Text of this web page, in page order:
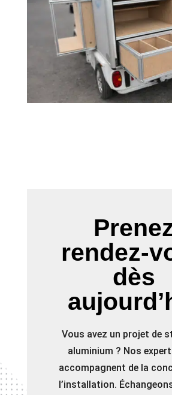
rendez-
dès
Vous avez un projet de
aluminium ? Nos
accompagnent de la
l’installation.